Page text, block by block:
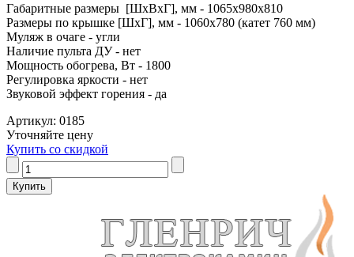
Габаритные размеры [ШxВxГ], мм - 1065x980x810
Размеры по крышке [ШxГ], мм - 1060x780 (катет 760 мм)
Муляж в очаге - угли
Наличие пульта ДУ - нет
Мощность обогрева, Вт - 1800
Регулировка яркости - нет
Звуковой эффект горения - да
Артикул: 0185
Уточняйте цену
Купить со скидкой